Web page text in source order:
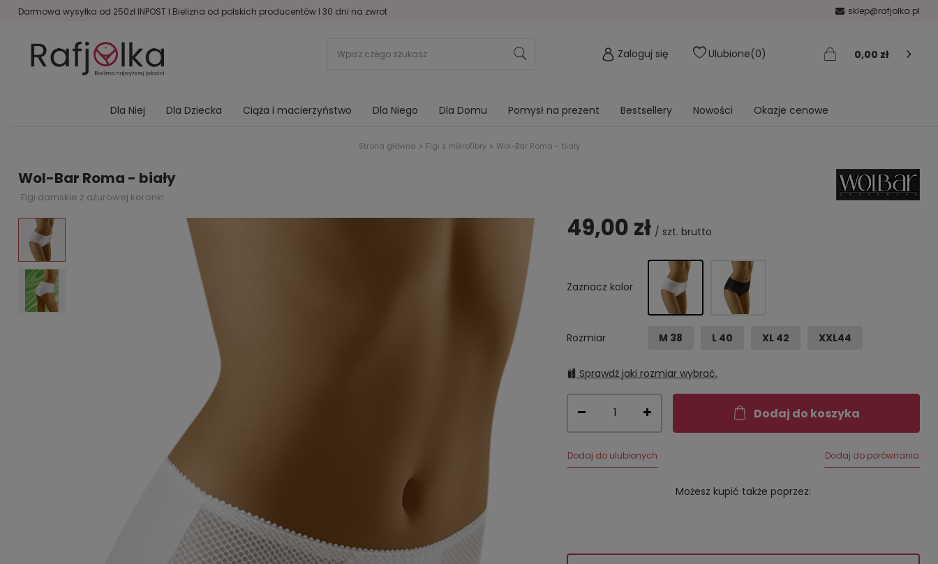
Darmowa wysyłka od 250zł INPOST I Bielizna od polskich producentów I 30 dni na zwrot sklep@rafjolka.pl
Zaloguj się Ulubione 0 0,00 zł
Dla Niej Dla Dziecka Ciąża i macierzyństwo Dla Niego Dla Domu Pomysł na prezent Bestsellery Nowości Okazje cenowe
Strona główna Figi z mikrofibry Wol-Bar Roma - biały
Wol-Bar Roma - biały
Figi damskie z ażurowej koronki
49,00 zł / szt. brutto
Zaznacz kolor
Rozmiar M 38 L 40 XL 42 XXL44
Sprawdź jaki rozmiar wybrać.
Dodaj do koszyka
Dodaj do ulubionych Dodaj do porównania
Możesz kupić także poprzez: